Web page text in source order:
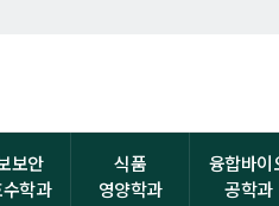
보안
학과
식품
영양학과
융합바이
공학과